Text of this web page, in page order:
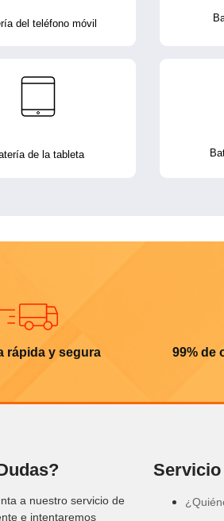
del teléfono móvil
de la tableta
rápida y segura 99% de
a nuestro servicio de
e intentaremos